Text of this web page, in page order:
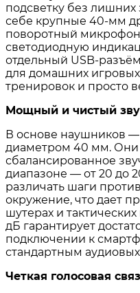
подсветку без лишних
себе крупные 40-мм
поворотный
светодиодную
отдельный USB-
для домашних
тренировок и просто
Мощный и чистый
В основе наушников
диаметром 40 мм. Они
сбалансированное
диапазоне — от 20 до
различать шаги
окружение, что дает
шутерах и тактических
дБ гарантирует
подключении к
стандартным
Четкая голосовая